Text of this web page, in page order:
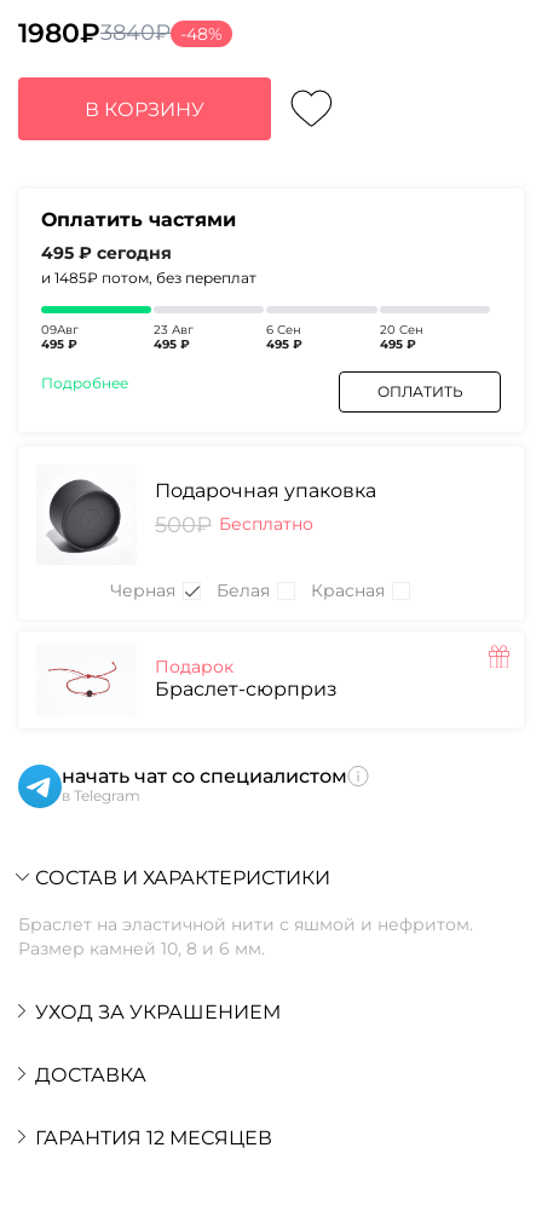
3840₽
Первоначальная
цена
составляла
3840₽.
1980₽
Текущая
цена:
1980₽.
-48%
В КОРЗИНУ
Оплатить частями
495 ₽ сегодня
и 1485₽ потом, без переплат
09Авг
495 ₽
23 Авг
495 ₽
6 Сен
495 ₽
20 Сен
495 ₽
Подробнее ОПЛАТИТЬ
Подарочная упаковка
500₽ Бесплатно
Черная Белая Красная
Подарок
Браслет-сюрприз
начать чат со специалистом
в Telegram
СОСТАВ И ХАРАКТЕРИСТИКИ
Браслет на эластичной нити с яшмой и нефритом.
Размер камней 10, 8 и 6 мм.
УХОД ЗА УКРАШЕНИЕМ
ДОСТАВКА
ГАРАНТИЯ 12 МЕСЯЦЕВ